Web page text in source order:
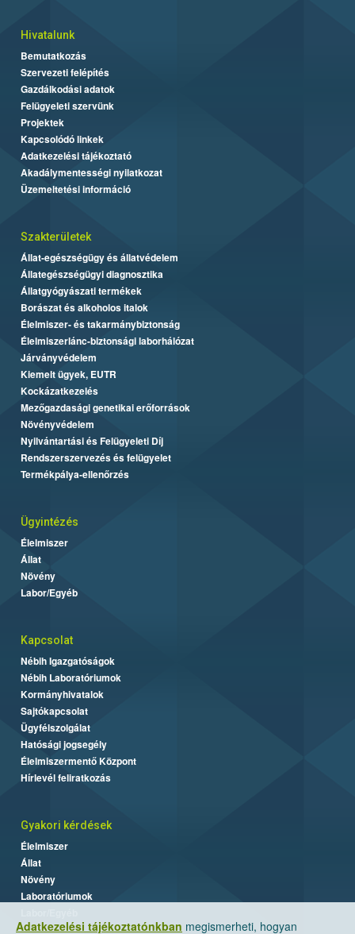
Adatkezelési tájékoztatónkban megismerheti, hogyan
Hivatalunk
Bemutatkozás
Szervezeti felépítés
Gazdálkodási adatok
Felügyeleti szervünk
Projektek
Kapcsolódó linkek
Adatkezelési tájékoztató
Akadálymentességi nyilatkozat
Üzemeltetési információ
Szakterületek
Állat-egészségügy és állatvédelem
Állategészségügyi diagnosztika
Állatgyógyászati termékek
Borászat és alkoholos italok
Élelmiszer- és takarmánybiztonság
Élelmiszerlánc-biztonsági laborhálózat
Járványvédelem
Kiemelt ügyek, EUTR
Kockázatkezelés
Mezőgazdasági genetikai erőforrások
Növényvédelem
Nyilvántartási és Felügyeleti Díj
Rendszerszervezés és felügyelet
Termékpálya-ellenőrzés
Ügyintézés
Élelmiszer
Állat
Növény
Labor/Egyéb
Kapcsolat
Nébih Igazgatóságok
Nébih Laboratóriumok
Kormányhivatalok
Sajtókapcsolat
Ügyfélszolgálat
Hatósági jogsegély
Élelmiszermentő Központ
Hírlevél feliratkozás
Gyakori kérdések
Élelmiszer
Állat
Növény
Laboratóriumok